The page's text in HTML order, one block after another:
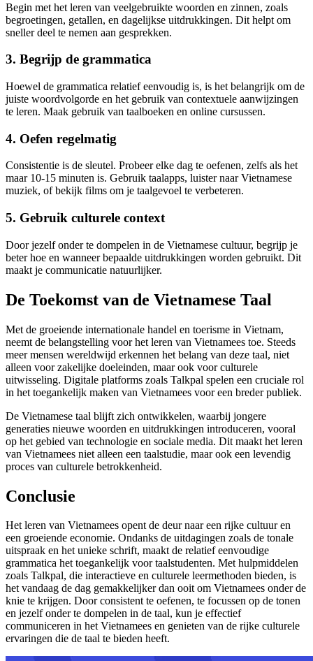
Begin met het leren van veelgebruikte woorden en zinnen, zoals
begroetingen, getallen, en dagelijkse uitdrukkingen. Dit helpt om
sneller deel te nemen aan gesprekken.
3. Begrijp de grammatica
Hoewel de grammatica relatief eenvoudig is, is het belangrijk om de
juiste woordvolgorde en het gebruik van contextuele aanwijzingen
te leren. Maak gebruik van taalboeken en online cursussen.
4. Oefen regelmatig
Consistentie is de sleutel. Probeer elke dag te oefenen, zelfs als het
maar 10-15 minuten is. Gebruik taalapps, luister naar Vietnamese
muziek, of bekijk films om je taalgevoel te verbeteren.
5. Gebruik culturele context
Door jezelf onder te dompelen in de Vietnamese cultuur, begrijp je
beter hoe en wanneer bepaalde uitdrukkingen worden gebruikt. Dit
maakt je communicatie natuurlijker.
De Toekomst van de Vietnamese Taal
Met de groeiende internationale handel en toerisme in Vietnam,
neemt de belangstelling voor het leren van Vietnamees toe. Steeds
meer mensen wereldwijd erkennen het belang van deze taal, niet
alleen voor zakelijke doeleinden, maar ook voor culturele
uitwisseling. Digitale platforms zoals Talkpal spelen een cruciale rol
in het toegankelijk maken van Vietnamees voor een breder publiek.
De Vietnamese taal blijft zich ontwikkelen, waarbij jongere
generaties nieuwe woorden en uitdrukkingen introduceren, vooral
op het gebied van technologie en sociale media. Dit maakt het leren
van Vietnamees niet alleen een taalstudie, maar ook een levendig
proces van culturele betrokkenheid.
Conclusie
Het leren van Vietnamees opent de deur naar een rijke cultuur en
een groeiende economie. Ondanks de uitdagingen zoals de tonale
uitspraak en het unieke schrift, maakt de relatief eenvoudige
grammatica het toegankelijk voor taalstudenten. Met hulpmiddelen
zoals Talkpal, die interactieve en culturele leermethoden bieden, is
het vandaag de dag gemakkelijker dan ooit om Vietnamees onder de
knie te krijgen. Door consistent te oefenen, te focussen op de tonen
en jezelf onder te dompelen in de taal, kun je effectief
communiceren in het Vietnamees en genieten van de rijke culturele
ervaringen die de taal te bieden heeft.